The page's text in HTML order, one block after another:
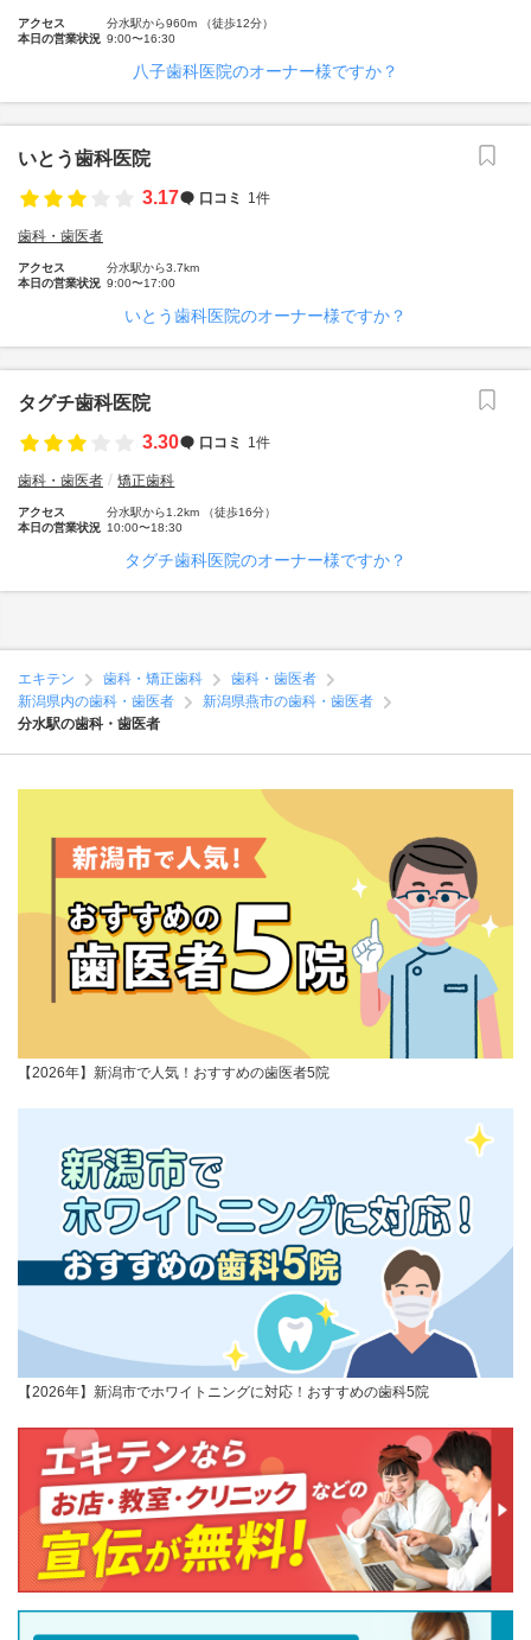
アクセス
分水駅から960m （徒歩12分）
本日の営業状況 9:00〜16:30
八子歯科医院のオーナー様ですか？
いとう歯科医院
3.17
口コミ 1件
歯科・歯医者
アクセス
分水駅から3.7km
本日の営業状況 9:00〜17:00
いとう歯科医院のオーナー様ですか？
タグチ歯科医院
3.30
口コミ 1件
歯科・歯医者 矯正歯科
アクセス
分水駅から1.2km （徒歩16分）
本日の営業状況 10:00〜18:30
タグチ歯科医院のオーナー様ですか？
エキテン 歯科・矯正歯科
歯科・歯医者
新潟県内の歯科・歯医者
新潟県燕市の歯科・歯医者
分水駅の歯科・歯医者
【2026年】新潟市で人気！おすすめの歯医者5院
【2026年】新潟市でホワイトニングに対応！おすすめの歯科5院